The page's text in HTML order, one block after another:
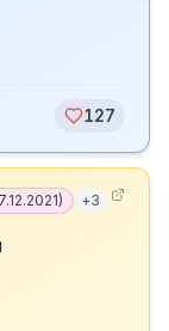
127
) +3